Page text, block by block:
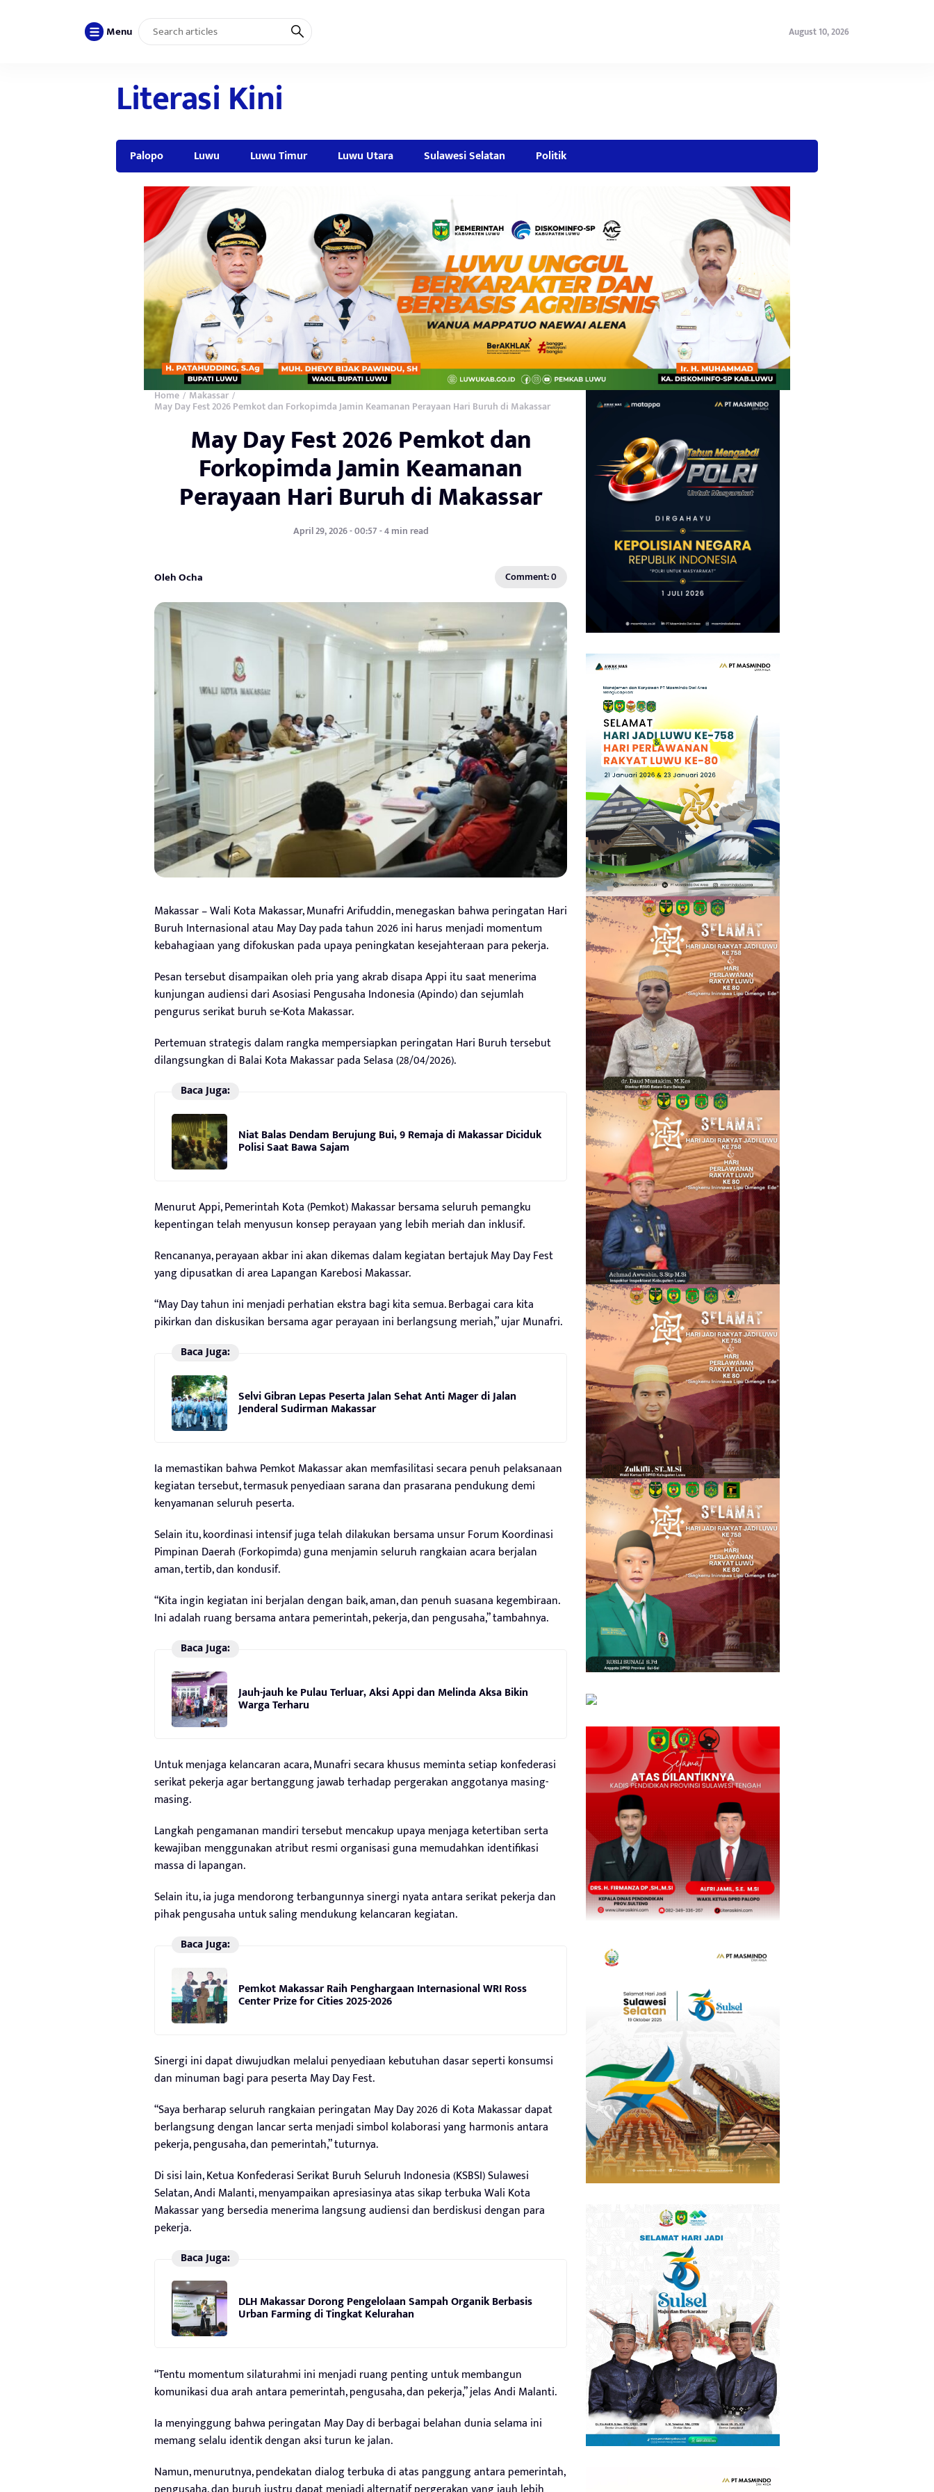
Menu August 10, 2026
Literasi Kini
Palopo Luwu Luwu Timur Luwu Utara Sulawesi Selatan Politik
Home / Makassar /
May Day Fest 2026 Pemkot dan Forkopimda Jamin Keamanan Perayaan Hari Buruh di Makassar
May Day Fest 2026 Pemkot dan
Forkopimda Jamin Keamanan
Perayaan Hari Buruh di Makassar
April 29, 2026 - 00:57 - 4 min read
Oleh Ocha Comment: 0
Makassar – Wali Kota Makassar, Munafri Arifuddin, menegaskan bahwa peringatan Hari
Buruh Internasional atau May Day pada tahun 2026 ini harus menjadi momentum
kebahagiaan yang difokuskan pada upaya peningkatan kesejahteraan para pekerja.
Pesan tersebut disampaikan oleh pria yang akrab disapa Appi itu saat menerima
kunjungan audiensi dari Asosiasi Pengusaha Indonesia (Apindo) dan sejumlah
pengurus serikat buruh se-Kota Makassar.
Pertemuan strategis dalam rangka mempersiapkan peringatan Hari Buruh tersebut
dilangsungkan di Balai Kota Makassar pada Selasa (28/04/2026).
Baca Juga:
Niat Balas Dendam Berujung Bui, 9 Remaja di Makassar Diciduk
Polisi Saat Bawa Sajam
Menurut Appi, Pemerintah Kota (Pemkot) Makassar bersama seluruh pemangku
kepentingan telah menyusun konsep perayaan yang lebih meriah dan inklusif.
Rencananya, perayaan akbar ini akan dikemas dalam kegiatan bertajuk May Day Fest
yang dipusatkan di area Lapangan Karebosi Makassar.
“May Day tahun ini menjadi perhatian ekstra bagi kita semua. Berbagai cara kita
pikirkan dan diskusikan bersama agar perayaan ini berlangsung meriah,” ujar Munafri.
Baca Juga:
Selvi Gibran Lepas Peserta Jalan Sehat Anti Mager di Jalan
Jenderal Sudirman Makassar
Ia memastikan bahwa Pemkot Makassar akan memfasilitasi secara penuh pelaksanaan
kegiatan tersebut, termasuk penyediaan sarana dan prasarana pendukung demi
kenyamanan seluruh peserta.
Selain itu, koordinasi intensif juga telah dilakukan bersama unsur Forum Koordinasi
Pimpinan Daerah (Forkopimda) guna menjamin seluruh rangkaian acara berjalan
aman, tertib, dan kondusif.
“Kita ingin kegiatan ini berjalan dengan baik, aman, dan penuh suasana kegembiraan.
Ini adalah ruang bersama antara pemerintah, pekerja, dan pengusaha,” tambahnya.
Baca Juga:
Jauh-jauh ke Pulau Terluar, Aksi Appi dan Melinda Aksa Bikin
Warga Terharu
Untuk menjaga kelancaran acara, Munafri secara khusus meminta setiap konfederasi
serikat pekerja agar bertanggung jawab terhadap pergerakan anggotanya masing-
masing.
Langkah pengamanan mandiri tersebut mencakup upaya menjaga ketertiban serta
kewajiban menggunakan atribut resmi organisasi guna memudahkan identifikasi
massa di lapangan.
Selain itu, ia juga mendorong terbangunnya sinergi nyata antara serikat pekerja dan
pihak pengusaha untuk saling mendukung kelancaran kegiatan.
Baca Juga:
Pemkot Makassar Raih Penghargaan Internasional WRI Ross
Center Prize for Cities 2025-2026
Sinergi ini dapat diwujudkan melalui penyediaan kebutuhan dasar seperti konsumsi
dan minuman bagi para peserta May Day Fest.
“Saya berharap seluruh rangkaian peringatan May Day 2026 di Kota Makassar dapat
berlangsung dengan lancar serta menjadi simbol kolaborasi yang harmonis antara
pekerja, pengusaha, dan pemerintah,” tuturnya.
Di sisi lain, Ketua Konfederasi Serikat Buruh Seluruh Indonesia (KSBSI) Sulawesi
Selatan, Andi Malanti, menyampaikan apresiasinya atas sikap terbuka Wali Kota
Makassar yang bersedia menerima langsung audiensi dan berdiskusi dengan para
pekerja.
Baca Juga:
DLH Makassar Dorong Pengelolaan Sampah Organik Berbasis
Urban Farming di Tingkat Kelurahan
“Tentu momentum silaturahmi ini menjadi ruang penting untuk membangun
komunikasi dua arah antara pemerintah, pengusaha, dan pekerja,” jelas Andi Malanti.
Ia menyinggung bahwa peringatan May Day di berbagai belahan dunia selama ini
memang selalu identik dengan aksi turun ke jalan.
Namun, menurutnya, pendekatan dialog terbuka di atas panggung antara pemerintah,